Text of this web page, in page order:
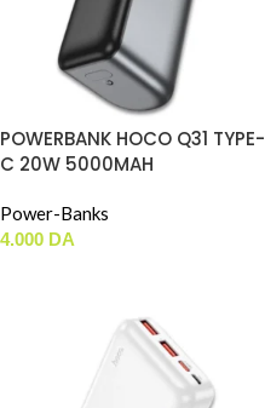
POWERBANK HOCO Q31 TYPE-
C 20W 5000MAH
Power-Banks
4.000 DA